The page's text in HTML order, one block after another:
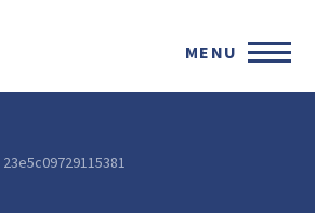
MENU
23e5c09729115381